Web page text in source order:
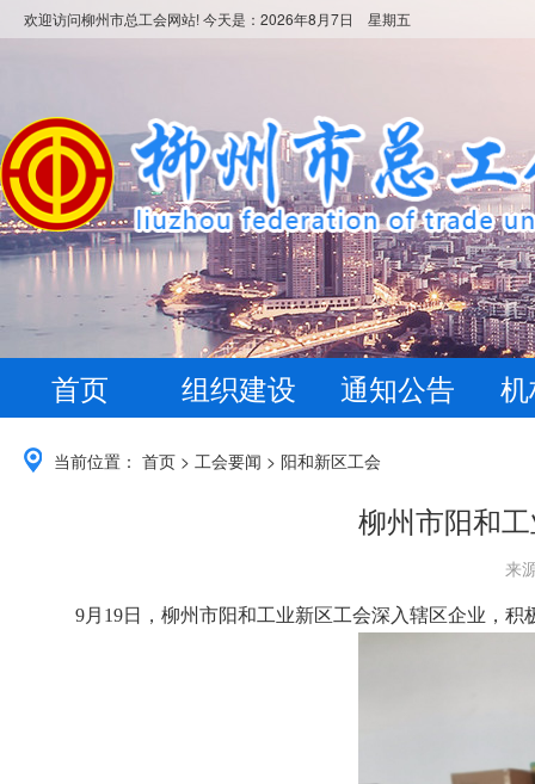
欢迎访问柳州市总工会网站! 今天是： 2026年8月7日 星期五
首页 组织建设 通知公告
当前位置： 首页 > 工会要闻 > 阳和新区工会
柳州市阳和
来
9月19日， 柳州市阳和工业新区工会深入辖区企业，积